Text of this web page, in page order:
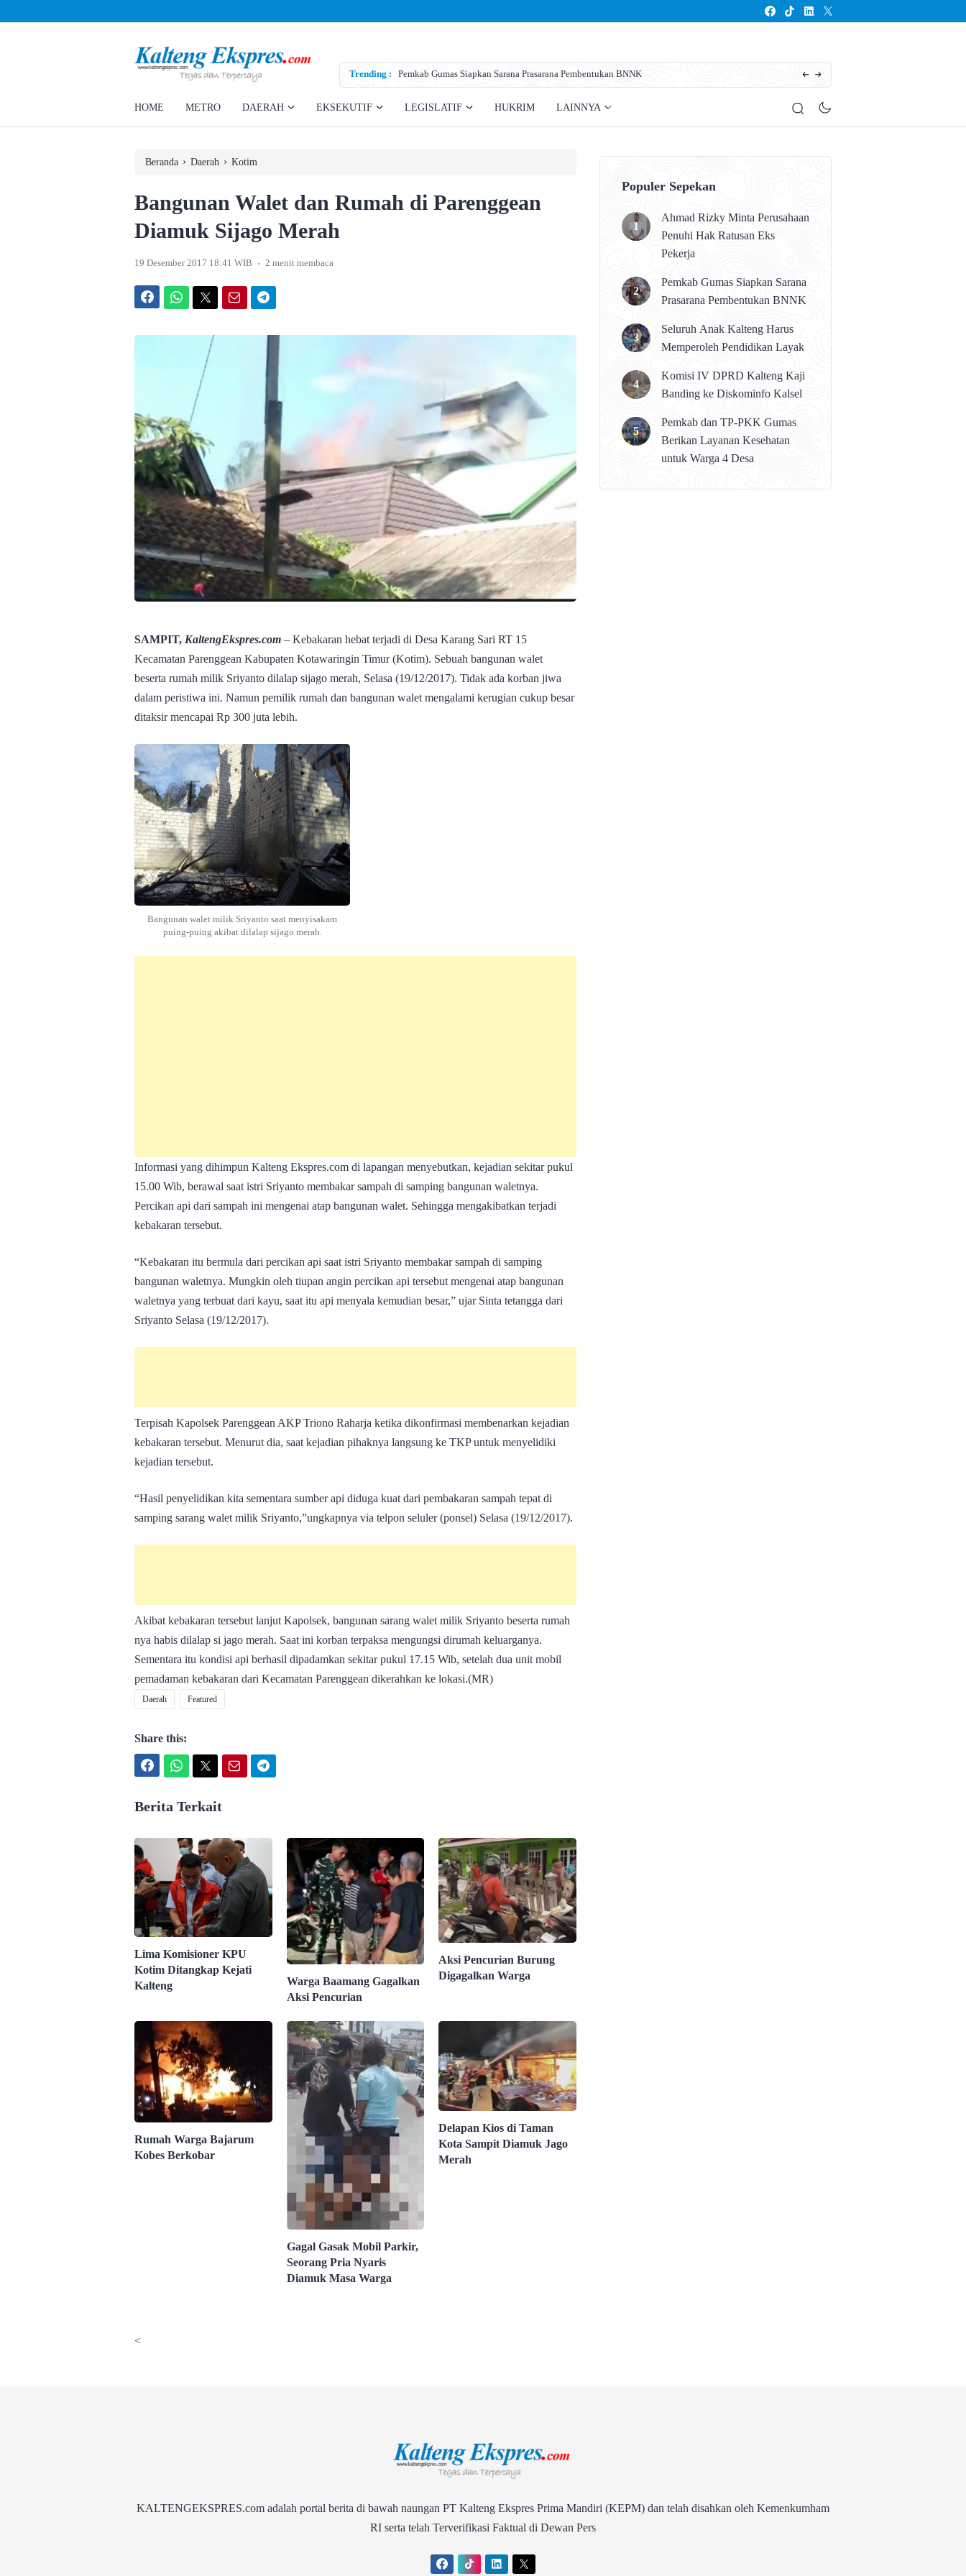
Trending :
Ahmad Rizky Minta Perusahaan Penuhi Hak Ratusan Eks Pekerja Pemkab Gumas Siapkan Sarana Prasarana Pembentukan BNNK Seluruh Anak Kalteng Harus Memperoleh
HOME METRO DAERAH EKSEKUTIF LEGISLATIF HUKRIM LAINNYA
Beranda › Daerah › Kotim
Bangunan Walet dan Rumah di Parenggean
Diamuk Sijago Merah
19 Desember 2017 18:41 WIB . 2 menit membaca
SAMPIT, KaltengEkspres.com – Kebakaran hebat terjadi di Desa Karang Sari RT 15
Kecamatan Parenggean Kabupaten Kotawaringin Timur (Kotim). Sebuah bangunan walet
beserta rumah milik Sriyanto dilalap sijago merah, Selasa (19/12/2017). Tidak ada korban jiwa
dalam peristiwa ini. Namun pemilik rumah dan bangunan walet mengalami kerugian cukup besar
ditaksir mencapai Rp 300 juta lebih.
Bangunan walet milik Sriyanto saat menyisakam
puing-puing akibat dilalap sijago merah.
Informasi yang dihimpun Kalteng Ekspres.com di lapangan menyebutkan, kejadian sekitar pukul
15.00 Wib, berawal saat istri Sriyanto membakar sampah di samping bangunan waletnya.
Percikan api dari sampah ini mengenai atap bangunan walet. Sehingga mengakibatkan terjadi
kebakaran tersebut.
“Kebakaran itu bermula dari percikan api saat istri Sriyanto membakar sampah di samping
bangunan waletnya. Mungkin oleh tiupan angin percikan api tersebut mengenai atap bangunan
waletnya yang terbuat dari kayu, saat itu api menyala kemudian besar,” ujar Sinta tetangga dari
Sriyanto Selasa (19/12/2017).
Terpisah Kapolsek Parenggean AKP Triono Raharja ketika dikonfirmasi membenarkan kejadian
kebakaran tersebut. Menurut dia, saat kejadian pihaknya langsung ke TKP untuk menyelidiki
kejadian tersebut.
“Hasil penyelidikan kita sementara sumber api diduga kuat dari pembakaran sampah tepat di
samping sarang walet milik Sriyanto,”ungkapnya via telpon seluler (ponsel) Selasa (19/12/2017).
Akibat kebakaran tersebut lanjut Kapolsek, bangunan sarang walet milik Sriyanto beserta rumah
nya habis dilalap si jago merah. Saat ini korban terpaksa mengungsi dirumah keluarganya.
Sementara itu kondisi api berhasil dipadamkan sekitar pukul 17.15 Wib, setelah dua unit mobil
pemadaman kebakaran dari Kecamatan Parenggean dikerahkan ke lokasi.(MR)
Daerah Featured
Share this:
Berita Terkait
Lima Komisioner KPU
Kotim Ditangkap Kejati
Kalteng
Warga Baamang Gagalkan
Aksi Pencurian
Aksi Pencurian Burung
Digagalkan Warga
Rumah Warga Bajarum
Kobes Berkobar
Gagal Gasak Mobil Parkir,
Seorang Pria Nyaris
Diamuk Masa Warga
Delapan Kios di Taman
Kota Sampit Diamuk Jago
Merah
Populer Sepekan
Ahmad Rizky Minta Perusahaan
Penuhi Hak Ratusan Eks
Pekerja
Pemkab Gumas Siapkan Sarana
Prasarana Pembentukan BNNK
Seluruh Anak Kalteng Harus
Memperoleh Pendidikan Layak
Komisi IV DPRD Kalteng Kaji
Banding ke Diskominfo Kalsel
Pemkab dan TP-PKK Gumas
Berikan Layanan Kesehatan
untuk Warga 4 Desa
<
KALTENGEKSPRES.com adalah portal berita di bawah naungan PT Kalteng Ekspres Prima Mandiri (KEPM) dan telah disahkan oleh Kemenkumham
RI serta telah Terverifikasi Faktual di Dewan Pers